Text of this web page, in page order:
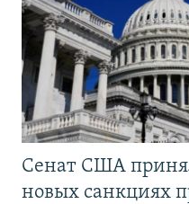
Сенат США
новых санкциях